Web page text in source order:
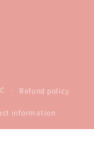
Refund policy
information